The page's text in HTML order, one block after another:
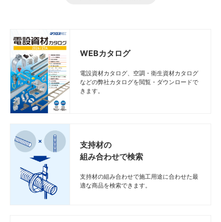
WEBカタログ
電設資材カタログ、空調・衛生資材カタログ
などの弊社カタログを閲覧・ダウンロードで
きます。
支持材の
組み合わせで検索
支持材の組み合わせで施工用途に合わせた最
適な商品を検索できます。